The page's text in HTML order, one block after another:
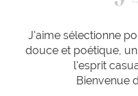
J'aime sélectionne
douce et poétique,
l'esprit
Bienvenue